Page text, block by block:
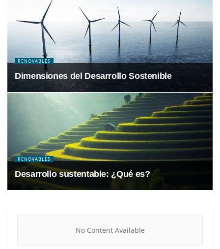
RENOVABLES
Dimensiones del Desarrollo Sostenible
RENOVABLES
Desarrollo sustentable: ¿Qué es?
No Content Available